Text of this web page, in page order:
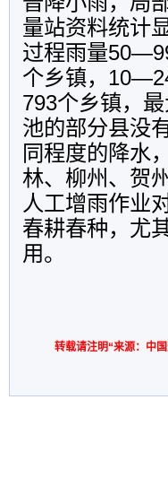
量站资料统计
过程雨量
个乡镇，
793个乡镇，
池的部分县没
同程度的降水
林、柳州、贺
人工增雨作业
春耕春种，尤
用。
转载请注明“来源：中国